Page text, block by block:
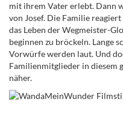
mit ihrem Vater erlebt. Dann
von Josef. Die Familie
das Leben der Wegmeister-
beginnen zu bröckeln. Lange
Vorwürfe werden laut. Und
Familienmitglieder in diesem
näher.